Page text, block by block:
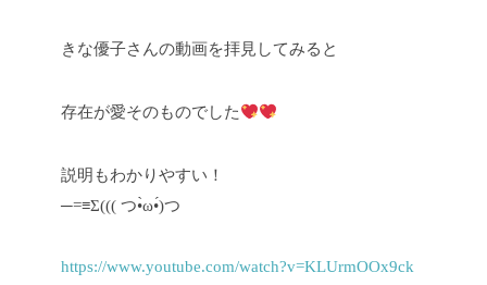
きな優子さんの動画を拝見してみると
存在が愛そのものでした
説明もわかりやすい！
─=≡Σ((( つ•̀ω•́)つ
https://www.youtube.com/watch?v=KLUrmOOx9ck